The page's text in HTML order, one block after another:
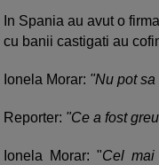
In Spania au avut o
cu banii castigati au
Ionela Morar: "Nu pot
Reporter: "Ce a fost
Ionela Morar: "Cel mai